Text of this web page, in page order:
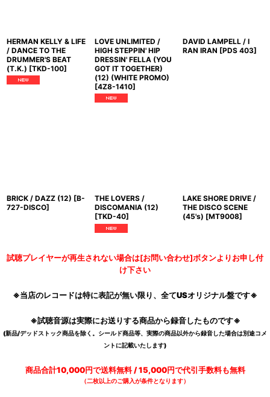
HERMAN KELLY & LIFE
/ DANCE TO THE
DRUMMER'S BEAT
(T.K.) [TKD-100]
LOVE UNLIMITED /
HIGH STEPPIN' HIP
DRESSIN' FELLA (YOU
GOT IT TOGETHER)
(12) (WHITE PROMO)
[4Z8-1410]
DAVID LAMPELL / I
RAN IRAN [PDS 403]
BRICK / DAZZ (12) [B-
727-DISCO]
THE LOVERS /
DISCOMANIA (12)
[TKD-40]
LAKE SHORE DRIVE /
THE DISCO SCENE
(45's) [MT9008]
試聴プレイヤーが再生されない場合は[お問い合わせ]ボタンよりお申し付
け下さい
※当店のレコードは特に表記が無い限り、全てUSオリジナル盤です※
※試聴音源は実際にお送りする商品から録音したものです※
(新品/デッドストック商品を除く。シールド商品等、実際の商品以外から録音した場合は別途コメ
ントに記載いたします)
商品合計10,000円で送料無料 / 15,000円で代引手数料も無料
（二枚以上のご購入が条件となります）